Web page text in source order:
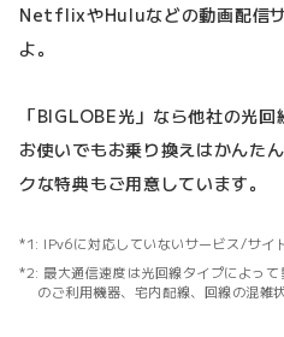
NetflixやHuluなどの動画配信
よ。
「BIGLOBE光」なら他社の光
お使いでもお乗り換えはかんた
クな特典もご用意しています。
IPv6に対応していないサービス/サイ
最大通信速度は光回線タイプによっ
のご利用機器、宅内配線、回線の混雑